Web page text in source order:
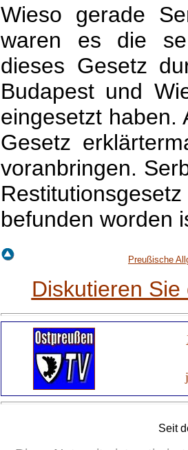
Wieso gerade
waren es die
dieses Gesetz
Budapest und
eingesetzt haben.
Gesetz
voranbringen.
befunden worden
Preußische
Diskutieren
Seit